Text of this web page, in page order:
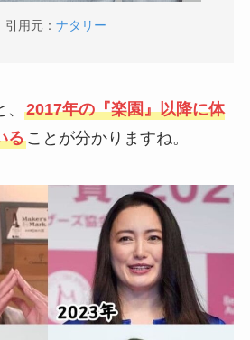
引用元： ナタリー
2017年の『楽園』以降に体
ることが分かりますね。